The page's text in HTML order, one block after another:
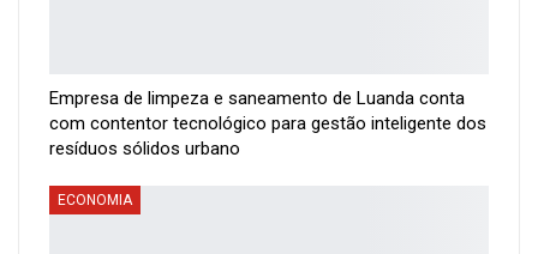
Empresa de limpeza e saneamento de Luanda conta
com contentor tecnológico para gestão inteligente dos
resíduos sólidos urbano
ECONOMIA